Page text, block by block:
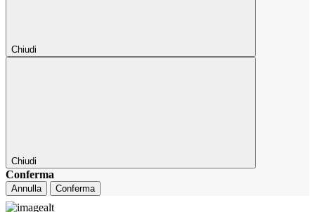
Chiudi
Chiudi
Conferma
Annulla Conferma